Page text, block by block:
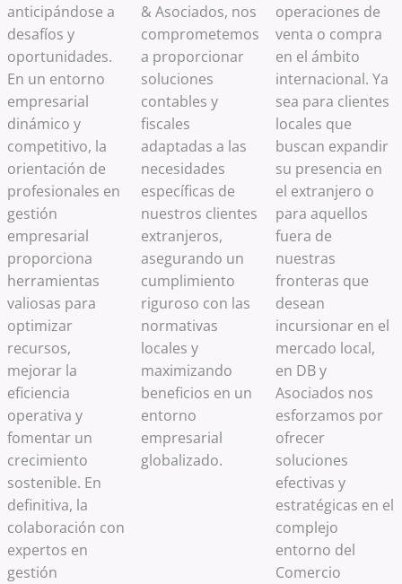
anticipándose a
desafíos y
oportunidades.
En un entorno
empresarial
dinámico y
competitivo, la
orientación de
profesionales en
gestión
empresarial
proporciona
herramientas
valiosas para
optimizar
recursos,
mejorar la
eficiencia
operativa y
fomentar un
crecimiento
sostenible. En
definitiva, la
colaboración con
expertos en
gestión
& Asociados, nos
comprometemos
a proporcionar
soluciones
contables y
fiscales
adaptadas a las
necesidades
específicas de
nuestros clientes
extranjeros,
asegurando un
cumplimiento
riguroso con las
normativas
locales y
maximizando
beneficios en un
entorno
empresarial
globalizado.
operaciones de
venta o compra
en el ámbito
internacional. Ya
sea para clientes
locales que
buscan expandir
su presencia en
el extranjero o
para aquellos
fuera de
nuestras
fronteras que
desean
incursionar en el
mercado local,
en DB y
Asociados nos
esforzamos por
ofrecer
soluciones
efectivas y
estratégicas en el
complejo
entorno del
Comercio